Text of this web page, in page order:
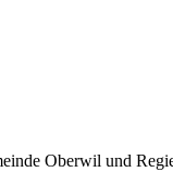
Oberwil und